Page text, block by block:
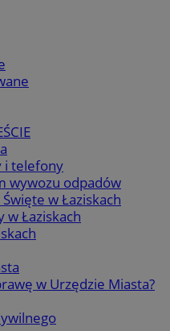
i telefony
wywozu odpadów
w Łaziskach
w Łaziskach
w Urzędzie Miasta?